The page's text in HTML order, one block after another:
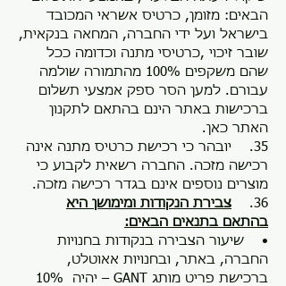
הבאים: מזומן, כרטיס אשראי המכובד
בישראל ועל ידי החברה, המחאה בנקאית,
שובר זיכוי ,כרטיסי מתנה וכדומה ככל
שהם משקפים 100% מהתמורה שולמה
עבורם. למען הסר ספק אמצעי תשלום
ברכישות באתר הינם בהתאם לתקנון
האתר כאן.
35. יובהר כי רכישת כרטיס מתנה אינה
רכישה מזכה. החברה רשאית לקבוע כי
מוצרים נוספים אינם בגדר רכישה מזכה.
36.
צבירת הנקודות ומימושן היא
בהתאם בתנאים הבאים:
• שיעור הצבירה בנקודות בחנויות
החברה, באתר, ובחנויות אאוטלט,
ברכישת פריט מותג GANT – יהיה 10%